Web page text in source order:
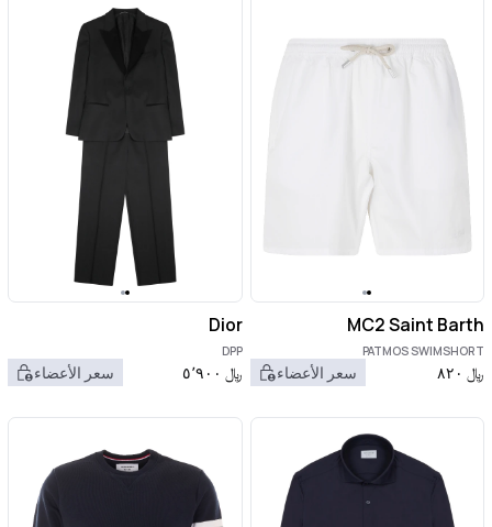
MC2 Saint Barth
PATMOS SWIMSHORT
﷼ ٨٢٠ سعر الأعضاء
Dior
DPP
﷼ ٥٬٩٠٠ سعر الأعضاء